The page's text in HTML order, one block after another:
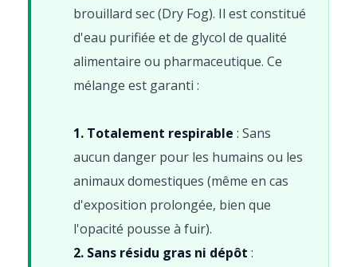
brouillard sec (Dry Fog). Il est constitué
d'eau purifiée et de glycol de qualité
alimentaire ou pharmaceutique. Ce
mélange est garanti :
1. Totalement respirable : Sans
aucun danger pour les humains ou les
animaux domestiques (même en cas
d'exposition prolongée, bien que
l'opacité pousse à fuir).
2. Sans résidu gras ni dépôt :